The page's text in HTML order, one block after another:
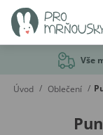
Vše
Úvod / Oblečení /